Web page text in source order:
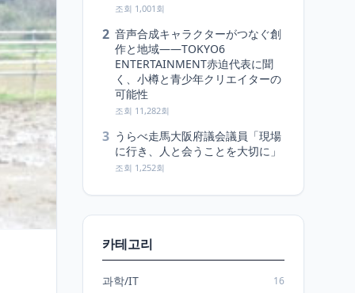
조회 1,001회
2 音声合成キャラクターがつなぐ創
作と地域――TOKYO6
ENTERTAINMENT赤迫代表に聞
く、小樽と青少年クリエイターの
可能性
조회 11,282회
3 うらべ走馬大阪府議会議員「現場
に行き、人と会うことを大切に」
조회 1,252회
카테고리
과학/IT 16